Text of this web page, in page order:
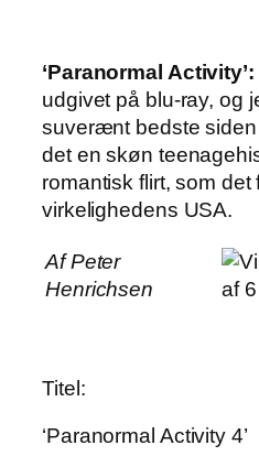
‘Paranormal Activity’:
udgivet på blu-ray, og
suverænt bedste siden
det en skøn
romantisk flirt, som det
virkelighedens USA.
Af Peter
Henrichsen
Titel:
‘Paranormal Activity 4’